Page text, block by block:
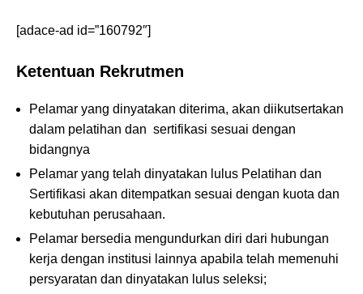
[adace-ad id=”160792″]
Ketentuan Rekrutmen
Pelamar yang dinyatakan diterima, akan diikutsertakan
dalam pelatihan dan sertifikasi sesuai dengan
bidangnya
Pelamar yang telah dinyatakan lulus Pelatihan dan
Sertifikasi akan ditempatkan sesuai dengan kuota dan
kebutuhan perusahaan.
Pelamar bersedia mengundurkan diri dari hubungan
kerja dengan institusi lainnya apabila telah memenuhi
persyaratan dan dinyatakan lulus seleksi;